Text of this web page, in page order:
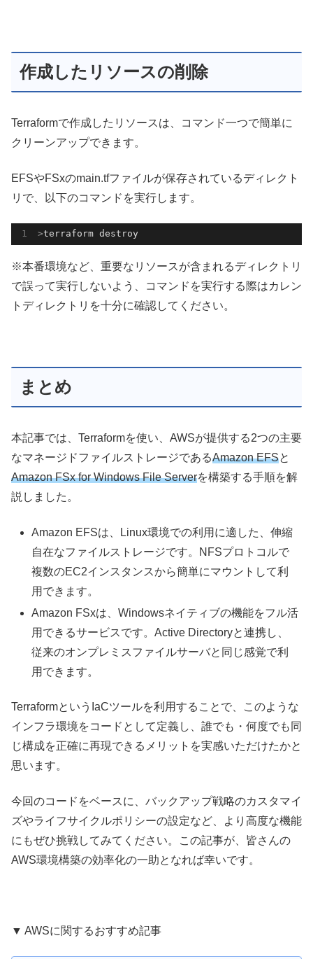
作成したリソースの削除
Terraformで作成したリソースは、コマンド一つで簡単に
クリーンアップできます。
EFSやFSxのmain.tfファイルが保存されているディレクト
リで、以下のコマンドを実行します。
>terraform destroy
※本番環境など、重要なリソースが含まれるディレクトリ
で誤って実行しないよう、コマンドを実行する際はカレン
トディレクトリを十分に確認してください。
まとめ
本記事では、Terraformを使い、AWSが提供する2つの主要
なマネージドファイルストレージであるAmazon EFSと
Amazon FSx for Windows File Serverを構築する手順を解
説しました。
Amazon EFSは、Linux環境での利用に適した、伸縮
自在なファイルストレージです。NFSプロトコルで
複数のEC2インスタンスから簡単にマウントして利
用できます。
Amazon FSxは、Windowsネイティブの機能をフル活
用できるサービスです。Active Directoryと連携し、
従来のオンプレミスファイルサーバと同じ感覚で利
用できます。
TerraformというIaCツールを利用することで、このような
インフラ環境をコードとして定義し、誰でも・何度でも同
じ構成を正確に再現できるメリットを実感いただけたかと
思います。
今回のコードをベースに、バックアップ戦略のカスタマイ
ズやライフサイクルポリシーの設定など、より高度な機能
にもぜひ挑戦してみてください。この記事が、皆さんの
AWS環境構築の効率化の一助となれば幸いです。
▼ AWSに関するおすすめ記事